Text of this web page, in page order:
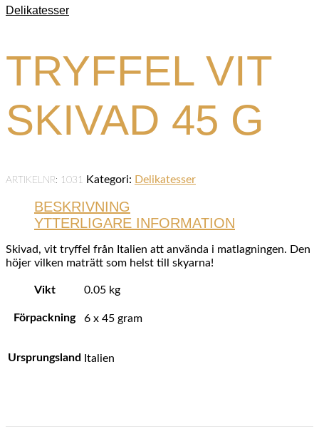
Delikatesser
TRYFFEL VIT
SKIVAD 45 G
ARTIKELNR: 1031 Kategori: Delikatesser
BESKRIVNING
YTTERLIGARE INFORMATION
Skivad, vit tryffel från Italien att använda i matlagningen. Den
höjer vilken maträtt som helst till skyarna!
Vikt 0.05 kg
Förpackning 6 x 45 gram
Ursprungsland Italien